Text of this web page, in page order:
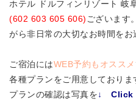
ホテル ドルフィンリゾート 岐
(602 603 605 606)ございます
がら非日常の大切なお時間をお
ご宿泊にはWEB予約もオススメ
各種プランをご用意しておりま
プランの確認は写真を↓